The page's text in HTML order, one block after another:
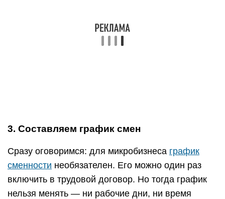
3. Составляем график смен
Сразу оговоримся: для микробизнеса график
сменности необязателен. Его можно один раз
включить в трудовой договор. Но тогда график
нельзя менять — ни рабочие дни, ни время